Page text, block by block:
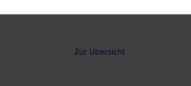
Zur Übersicht